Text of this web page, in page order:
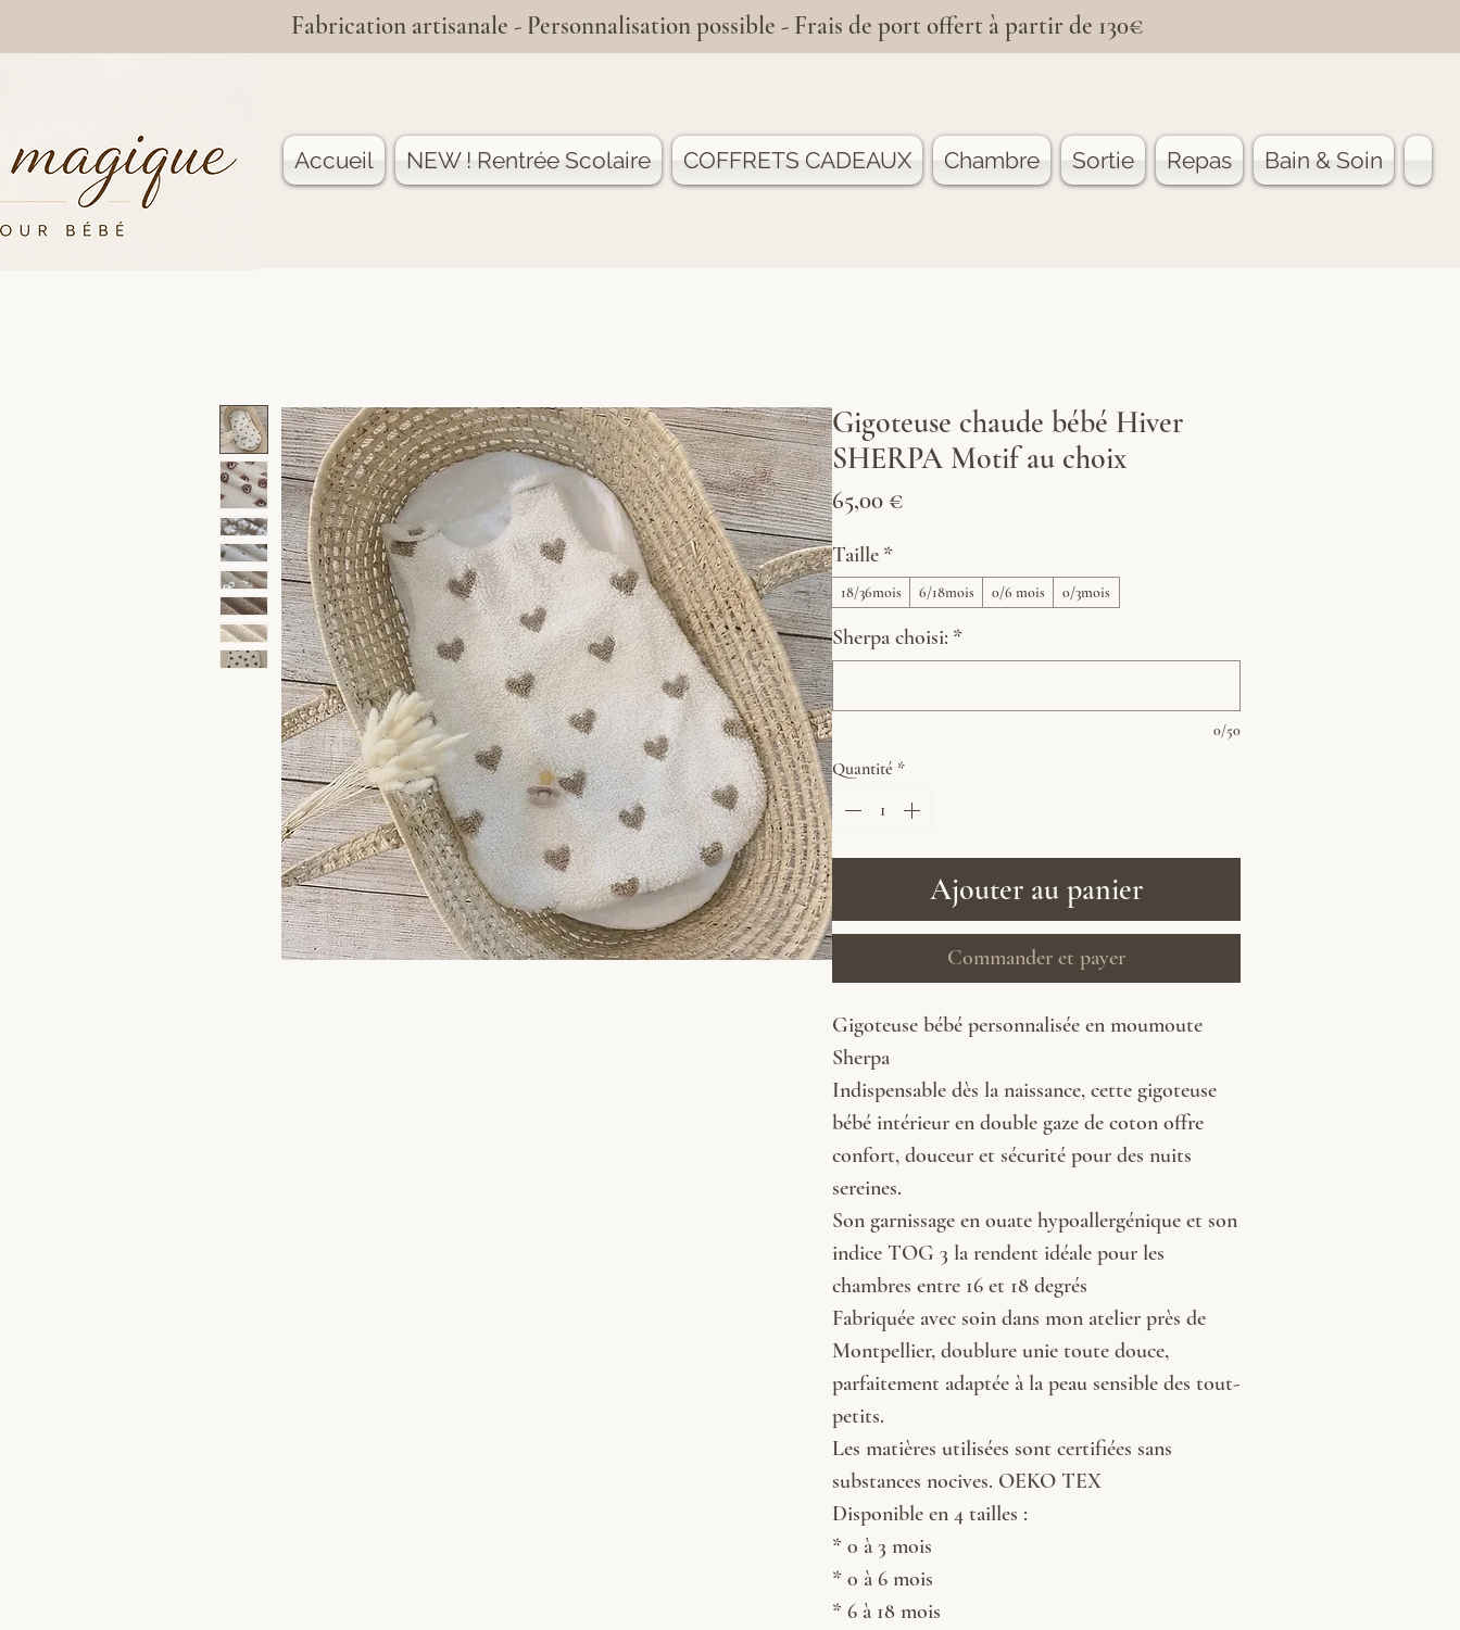
Fabrication artisanale - Personnalisation possible - Frais de port offert à partir de 130€
Accueil NEW ! Rentrée Scolaire COFFRETS CADEAUX Chambre Sortie Repas Bain & Soin
Gigoteuse chaude bébé Hiver
SHERPA Motif au choix
65,00 €
Taille *
18/36mois 6/18mois 0/6 mois 0/3mois
Sherpa choisi: *
0/50
Quantité *
Ajouter au panier
Commander et payer
Gigoteuse bébé personnalisée en moumoute
Sherpa
Indispensable dès la naissance, cette gigoteuse
bébé intérieur en double gaze de coton offre
confort, douceur et sécurité pour des nuits
sereines.
Son garnissage en ouate hypoallergénique et son
indice TOG 3 la rendent idéale pour les
chambres entre 16 et 18 degrés
Fabriquée avec soin dans mon atelier près de
Montpellier, doublure unie toute douce,
parfaitement adaptée à la peau sensible des tout-
petits.
Les matières utilisées sont certifiées sans
substances nocives. OEKO TEX
Disponible en 4 tailles :
* 0 à 3 mois
* 0 à 6 mois
* 6 à 18 mois